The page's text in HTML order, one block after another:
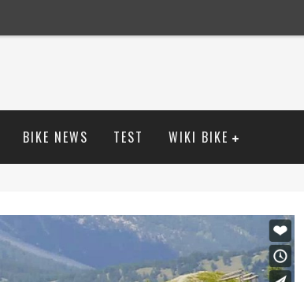
BIKE NEWS TEST WIKI BIKE